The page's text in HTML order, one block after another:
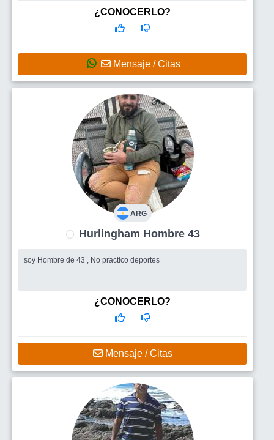
¿CONOCERLO?
Mensaje / Citas
ARG
Hurlingham Hombre 43
soy Hombre de 43 , No practico deportes
¿CONOCERLO?
Mensaje / Citas